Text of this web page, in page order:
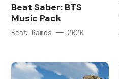
Beat Saber: BTS
Music Pack
Beat Games — 2020